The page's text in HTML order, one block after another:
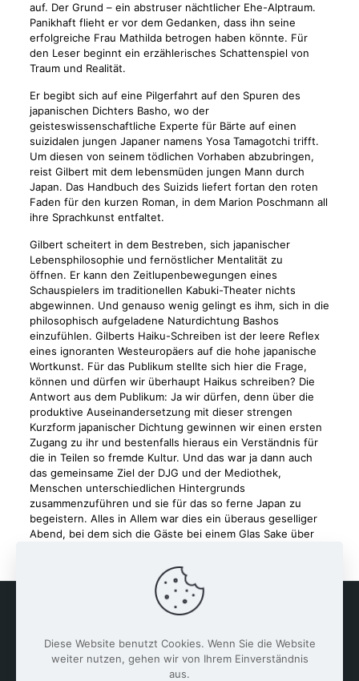
auf. Der Grund – ein abstruser nächtlicher Ehe-Alptraum.
Panikhaft flieht er vor dem Gedanken, dass ihn seine
erfolgreiche Frau Mathilda betrogen haben könnte. Für
den Leser beginnt ein erzählerisches Schattenspiel von
Traum und Realität.
Er begibt sich auf eine Pilgerfahrt auf den Spuren des
japanischen Dichters Basho, wo der
geisteswissenschaftliche Experte für Bärte auf einen
suizidalen jungen Japaner namens Yosa Tamagotchi trifft.
Um diesen von seinem tödlichen Vorhaben abzubringen,
reist Gilbert mit dem lebensmüden jungen Mann durch
Japan. Das Handbuch des Suizids liefert fortan den roten
Faden für den kurzen Roman, in dem Marion Poschmann all
ihre Sprachkunst entfaltet.
Gilbert scheitert in dem Bestreben, sich japanischer
Lebensphilosophie und fernöstlicher Mentalität zu
öffnen. Er kann den Zeitlupenbewegungen eines
Schauspielers im traditionellen Kabuki-Theater nichts
abgewinnen. Und genauso wenig gelingt es ihm, sich in die
philosophisch aufgeladene Naturdichtung Bashos
einzufühlen. Gilberts Haiku-Schreiben ist der leere Reflex
eines ignoranten Westeuropäers auf die hohe japanische
Wortkunst. Für das Publikum stellte sich hier die Frage,
können und dürfen wir überhaupt Haikus schreiben? Die
Antwort aus dem Publikum: Ja wir dürfen, denn über die
produktive Auseinandersetzung mit dieser strengen
Kurzform japanischer Dichtung gewinnen wir einen ersten
Zugang zu ihr und bestenfalls hieraus ein Verständnis für
die in Teilen so fremde Kultur. Und das war ja dann auch
das gemeinsame Ziel der DJG und der Mediothek,
Menschen unterschiedlichen Hintergrunds
zusammenzuführen und sie für das so ferne Japan zu
begeistern. Alles in Allem war dies ein überaus geselliger
Abend, bei dem sich die Gäste bei einem Glas Sake über
Diese Website benutzt Cookies. Wenn Sie die Website
weiter nutzen, gehen wir von Ihrem Einverständnis
aus.